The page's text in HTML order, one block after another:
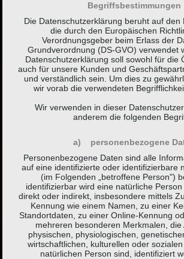
Begriffsbestimmungen
Die Datenschutzerklärung beruht auf den
die durch den Europäischen
Verordnungsgeber beim Erlass der
Grundverordnung (DS-GVO) verwendet
Datenschutzerklärung soll sowohl für die
auch für unsere Kunden und
und verständlich sein. Um dies zu
wir vorab die verwendeten
Wir verwenden in dieser
anderem die folgenden
a) personenbezogene
Personenbezogene Daten sind alle
auf eine identifizierte oder identifizierbare
(im Folgenden „betroffene Person")
identifizierbar wird eine natürliche
direkt oder indirekt, insbesondere mittels
Kennung wie einem Namen, zu einer
Standortdaten, zu einer Online-Kennung
mehreren besonderen Merkmalen, die
physischen, physiologischen,
wirtschaftlichen, kulturellen oder
natürlichen Person sind, identifiziert